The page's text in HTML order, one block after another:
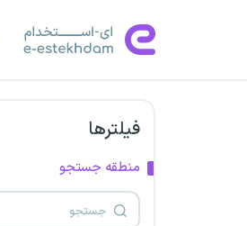
فیلترها
منطقه جستجو